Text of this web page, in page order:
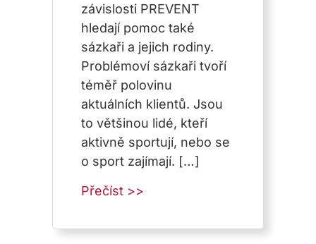
závislosti PREVENT
hledají pomoc také
sázkaři a jejich rodiny.
Problémoví sázkaři tvoří
téměř polovinu
aktuálních klientů. Jsou
to většinou lidé, kteří
aktivně sportují, nebo se
o sport zajímají. […]
Přečíst >>